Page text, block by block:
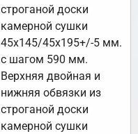
строганой доски
камерной сушки
45х145/45х195+/-5 мм.
с шагом 590 мм.
Верхняя двойная и
нижняя обвязки из
строганой доски
камерной сушки